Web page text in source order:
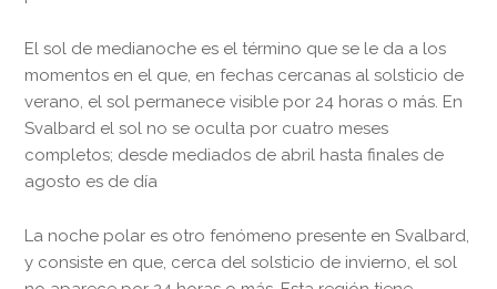
El sol de medianoche es el término que se le da a los
momentos en el que, en fechas cercanas al solsticio de
verano, el sol permanece visible por 24 horas o más. En
Svalbard el sol no se oculta por cuatro meses
completos; desde mediados de abril hasta finales de
agosto es de día
La noche polar es otro fenómeno presente en Svalbard,
y consiste en que, cerca del solsticio de invierno, el sol